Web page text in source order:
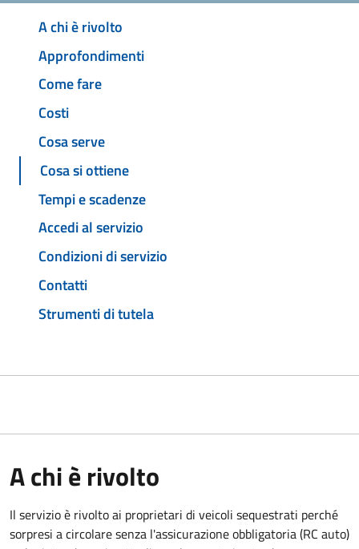
A chi è rivolto
Approfondimenti
Come fare
Costi
Cosa serve
Cosa si ottiene
Tempi e scadenze
Accedi al servizio
Condizioni di servizio
Contatti
Strumenti di tutela
A chi è rivolto
Il servizio è rivolto ai proprietari di veicoli sequestrati perché
sorpresi a circolare senza l'assicurazione obbligatoria (RC auto)